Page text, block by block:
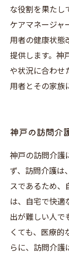
な役割を果たし
ケアマネージャ
用者の健康状態
提供します。神
や状況に合わせ
用者とその家族
神戸の訪問介
神戸の訪問介護
ず、訪問介護は
スであるため、
は、自宅で快適
出が難しい人で
くても、医療的
らに、訪問介護